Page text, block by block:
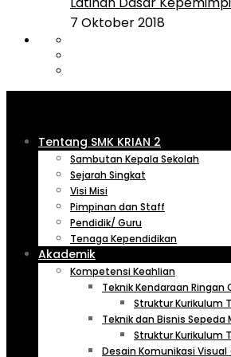
7 Oktober 2018
Tentang SMK KRIAN 2
Sambutan Kepala Sekolah
Sejarah Singkat
Visi Misi
Pimpinan dan Staff
Pendidik/ Guru
Tenaga Kependidikan
Akademik
Kompetensi Keahlian
Teknik Kendaraan Ringan
Struktur Kurikulum
Teknik dan Bisnis Sepeda
Struktur Kurikulum
Desain Komunikasi